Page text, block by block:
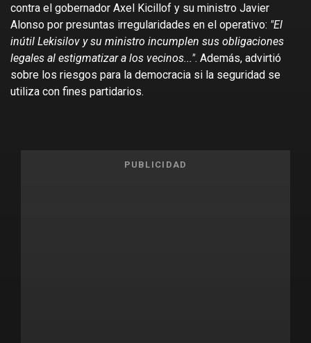
contra el gobernador Axel Kicillof y su ministro Javier
Alonso por presuntas irregularidades en el operativo: "El
inútil Lekisilov y su ministro incumplen sus obligaciones
legales al estigmatizar a los vecinos...". Además, advirtió
sobre los riesgos para la democracia si la seguridad se
utiliza con fines partidarios.
PUBLICIDAD